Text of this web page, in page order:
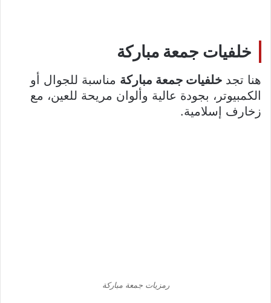
خلفيات جمعة مباركة
هنا تجد خلفيات جمعة مباركة مناسبة للجوال أو
الكمبيوتر، بجودة عالية وألوان مريحة للعين، مع
زخارف إسلامية.
رمزيات جمعة مباركة